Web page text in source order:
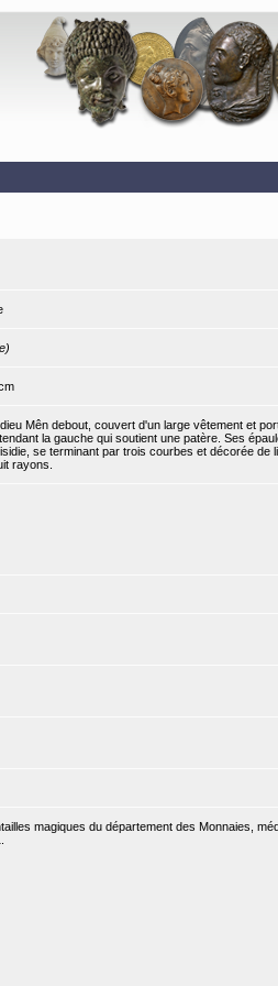
Mên debout, couvert d'un large vêtement et
la gauche qui soutient une patère. Ses
se terminant par trois courbes et décorée de
rayons.
magiques du département des Monnaies,